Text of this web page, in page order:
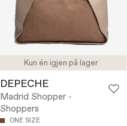
Kun én igjen på lager
DEPECHE
Madrid Shopper -
Shoppers
ONE SIZE